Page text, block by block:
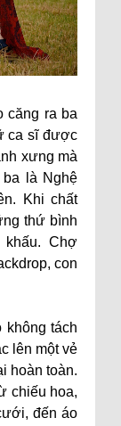
căng ra ba
ca sĩ được
xưng mà
ba là Nghệ
Khi chất
thứ bình
Chợ
con
không tách
lên một vẻ
hoàn toàn.
chiếu hoa,
đến áo